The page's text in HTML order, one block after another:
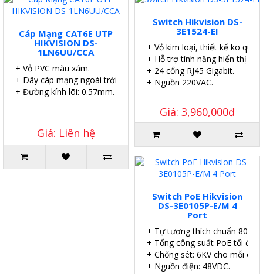
Cáp Mạng CAT6E UTP
HIKVISION DS-
1LN6UU/CCA
+ Vỏ PVC màu xám.
+ Dây cáp mạng ngoài trời.
+ Đường kính lõi: 0.57mm.
Giá: Liên hệ
Switch Hikvision DS-
3E1524-EI
+ Vỏ kim loại, thiết kế ko quạt.
+ Hỗ trợ tính năng hiển thị sơ
+ 24 cổng RJ45 Gigabit.
+ Nguồn 220VAC.
Giá: 3,960,000đ
Switch PoE Hikvision
DS-3E0105P-E/M 4
Port
+ Tự tương thích chuẩn
+ Tổng công suất PoE tối đa:
+ Chống sét: 6KV cho mỗi
+ Nguồn điện: 48VDC.